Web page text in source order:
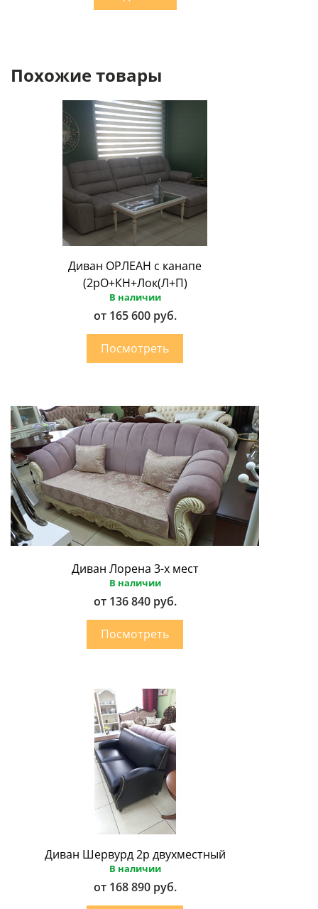
Похожие товары
Диван ОРЛЕАН с канапе
(2рО+КН+Лок(Л+П)
В наличии
от 165 600 руб.
Диван Лорена 3-х мест
В наличии
от 136 840 руб.
Диван Шервурд 2p двухместный
В наличии
от 168 890 руб.